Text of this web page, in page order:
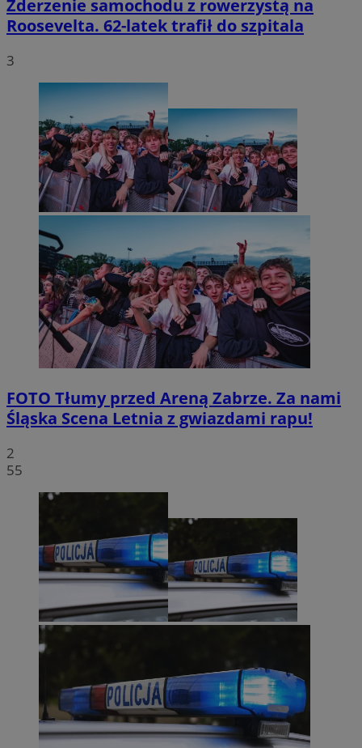
Zderzenie samochodu z rowerzystą na
Roosevelta. 62-latek trafił do szpitala
3
FOTO Tłumy przed Areną Zabrze. Za nami
Śląska Scena Letnia z gwiazdami rapu!
2
55